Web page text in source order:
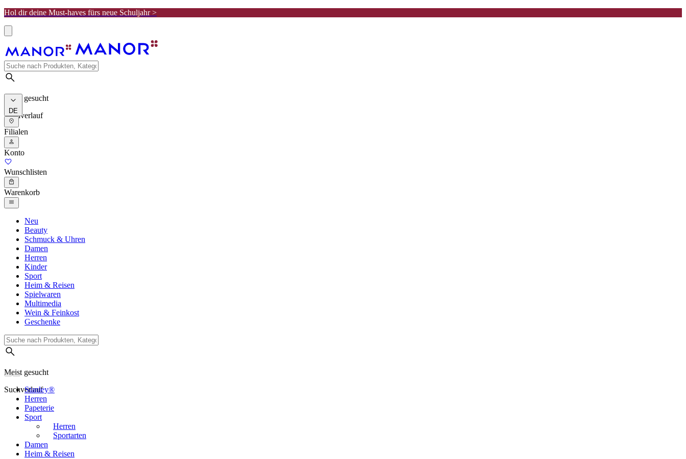
Hol dir deine Must-haves fürs neue Schuljahr >
Meist gesucht
Suchverlauf
DE
Filialen
Konto
Wunschlisten
Warenkorb
Neu
Beauty
Schmuck & Uhren
Damen
Herren
Kinder
Sport
Heim & Reisen
Spielwaren
Multimedia
Wein & Feinkost
Geschenke
Meist gesucht
Suchverlauf
Stanley®
Herren
Papeterie
Sport
Herren
Sportarten
Damen
Heim & Reisen